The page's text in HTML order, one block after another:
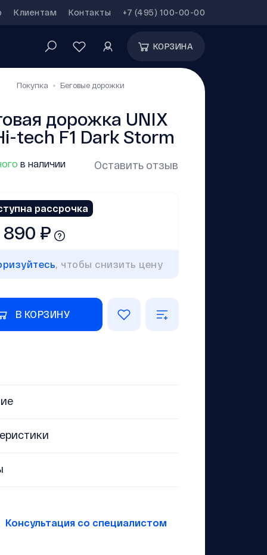
Клиентам Контакты +7 (495) 100-00-00
КОРЗИНА
Покупка Беговые дорожки
дорожка UNIX
tech F1 Dark Storm
в наличии Оставить отзыв
рассрочка
₽
, чтобы снизить цену
В КОРЗИНУ
Консультация со специалистом